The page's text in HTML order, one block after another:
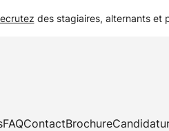
des stagiaires, alternants et
FAQContactBrochure